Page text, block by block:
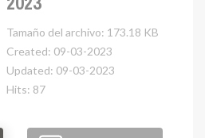
Tamaño del archivo: 173.18 KB
Created: 09-03-2023
Updated: 09-03-2023
Hits: 87